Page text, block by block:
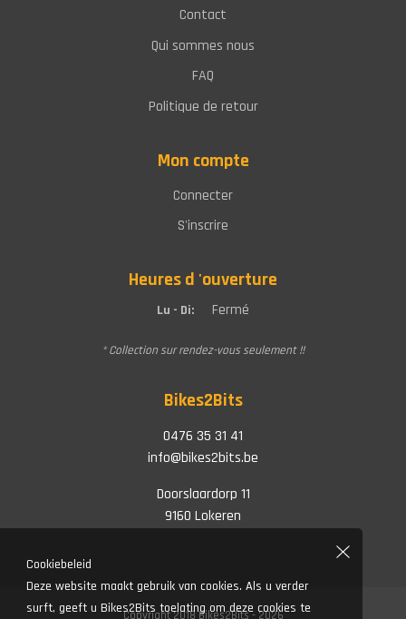
Contact
Qui sommes nous
FAQ
Politique de retour
Mon compte
Connecter
S'inscrire
Heures d 'ouverture
Lu - Di: Fermé
* Collection sur rendez-vous seulement !!
Bikes2Bits
0476 35 31 41
info@bikes2bits.be
Doorslaardorp 11
9160 Lokeren
Copyright 2018 Bikes2Bits - 2026
Cookiebeleid
Deze website maakt gebruik van cookies. Als u verder
surft, geeft u Bikes2Bits toelating om deze cookies te